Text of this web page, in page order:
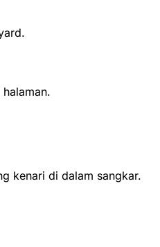
kenari di dalam sangkar.